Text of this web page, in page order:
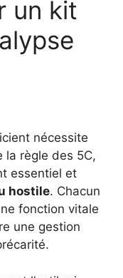
un kit
nécessite
la règle des 5C,
essentiel et
hostile. Chacun
fonction vitale
une gestion